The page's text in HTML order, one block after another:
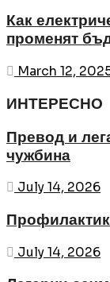
Как
променят
March 12,
ИНТЕРЕСНО
Превод и
чужбина
July 14, 2026
July 14, 2026